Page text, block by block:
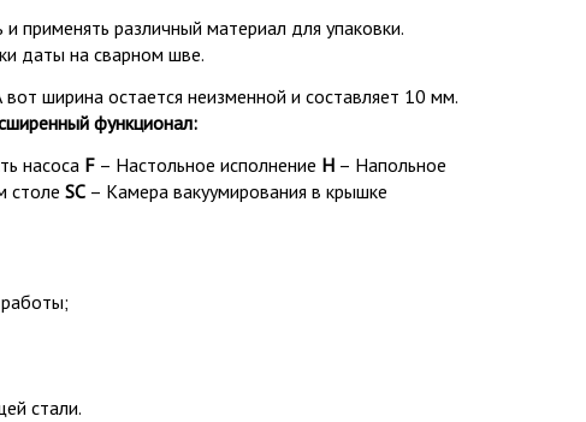
применять различный материал для упаковки.
даты на сварном шве.
ширина остается неизменной и составляет 10 мм.
функционал:
насоса F – Настольное исполнение H – Напольное
столе SC – Камера вакуумирования в крышке
стали.